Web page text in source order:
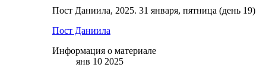
Пост Даниила, 2025. 31 января, пятница (день 19)
Пост Даниила
Информация о материале
янв 10 2025